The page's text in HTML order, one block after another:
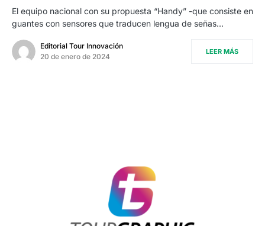
El equipo nacional con su propuesta “Handy” -que consiste en
guantes con sensores que traducen lengua de señas…
Editorial Tour Innovación
20 de enero de 2024
LEER MÁS